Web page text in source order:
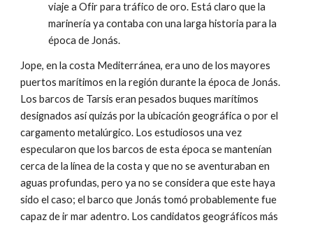
viaje a Ofir para tráfico de oro. Está claro que la
marinería ya contaba con una larga historia para la
época de Jonás.
Jope, en la costa Mediterránea, era uno de los mayores
puertos marítimos en la región durante la época de Jonás.
Los barcos de Tarsis eran pesados buques marítimos
designados así quizás por la ubicación geográfica o por el
cargamento metalúrgico. Los estudiosos una vez
especularon que los barcos de esta época se mantenían
cerca de la línea de la costa y que no se aventuraban en
aguas profundas, pero ya no se considera que este haya
sido el caso; el barco que Jonás tomó probablemente fue
capaz de ir mar adentro. Los candidatos geográficos más